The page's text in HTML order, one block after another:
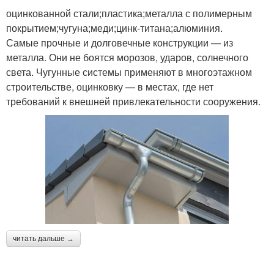
оцинкованной стали;пластика;металла с полимерным
покрытием;чугуна;меди;цинк-титана;алюминия.
Самые прочные и долговечные конструкции — из
металла. Они не боятся морозов, ударов, солнечного
света. Чугунные системы применяют в многоэтажном
строительстве, оцинковку — в местах, где нет
требований к внешней привлекательности сооружения.
читать дальше →